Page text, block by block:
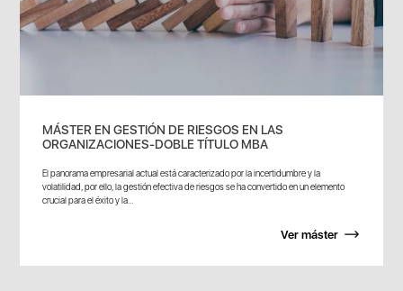
MÁSTER EN GESTIÓN DE RIESGOS EN LAS
ORGANIZACIONES-DOBLE TÍTULO MBA
El panorama empresarial actual está caracterizado por la incertidumbre y la
volatilidad, por ello, la gestión efectiva de riesgos se ha convertido en un elemento
crucial para el éxito y la...
Ver máster